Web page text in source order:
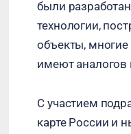
были
технологии,
объекты, многие
имеют аналогов
С участием
карте России и